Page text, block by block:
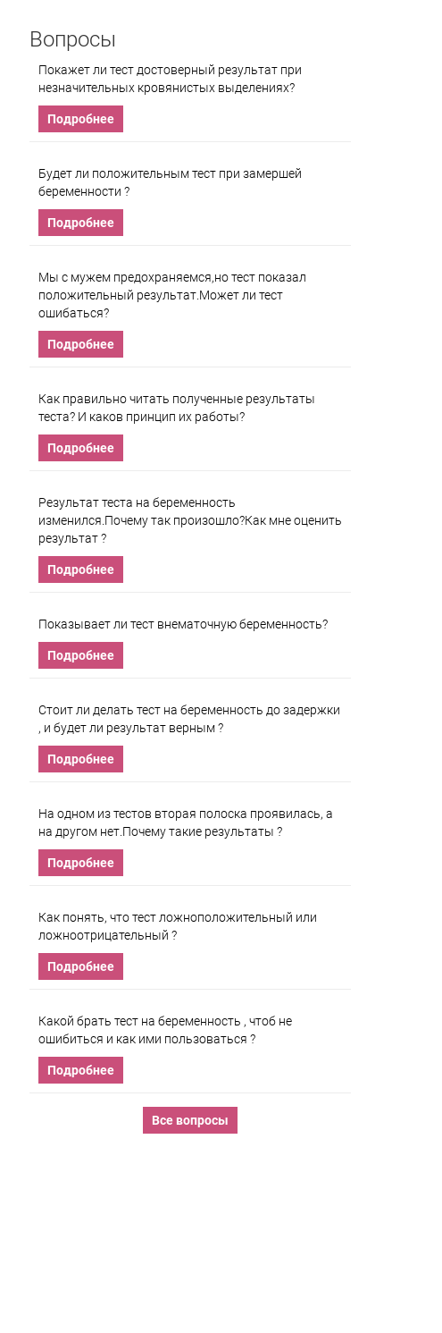
Вопросы
Покажет ли тест достоверный результат при
незначительных кровянистых выделениях?
Подробнее
Будет ли положительным тест при замершей
беременности ?
Подробнее
Мы с мужем предохраняемся,но тест показал
положительный результат.Может ли тест
ошибаться?
Подробнее
Как правильно читать полученные результаты
теста? И каков принцип их работы?
Подробнее
Результат теста на беременность
изменился.Почему так произошло?Как мне оценить
результат ?
Подробнее
Показывает ли тест внематочную беременность?
Подробнее
Стоит ли делать тест на беременность до задержки
, и будет ли результат верным ?
Подробнее
На одном из тестов вторая полоска проявилась, а
на другом нет.Почему такие результаты ?
Подробнее
Как понять, что тест ложноположительный или
ложноотрицательный ?
Подробнее
Какой брать тест на беременность , чтоб не
ошибиться и как ими пользоваться ?
Подробнее
Все вопросы